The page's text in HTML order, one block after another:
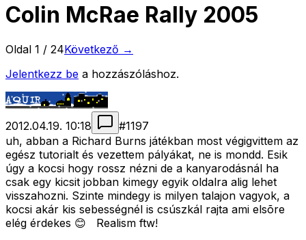
Colin McRae Rally 2005
Oldal 1 / 24Következő →
Jelentkezz be a hozzászóláshoz.
2012.04.19. 10:18 #1197
uh, abban a Richard Burns játékban most végigvittem az
egész tutorialt és vezettem pályákat, ne is mondd. Esik
úgy a kocsi hogy rossz nézni de a kanyarodásnál ha
csak egy kicsit jobban kimegy egyik oldalra alig lehet
visszahozni. Szinte mindegy is milyen talajon vagyok, a
kocsi akár kis sebességnél is csúszkál rajta ami elsõre
elég érdekes 😊 Realism ftw!